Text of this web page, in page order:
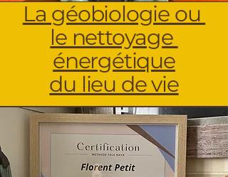
La géobiologie ou
le nettoyage
énergétique
du lieu de vie